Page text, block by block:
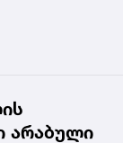
არაბული